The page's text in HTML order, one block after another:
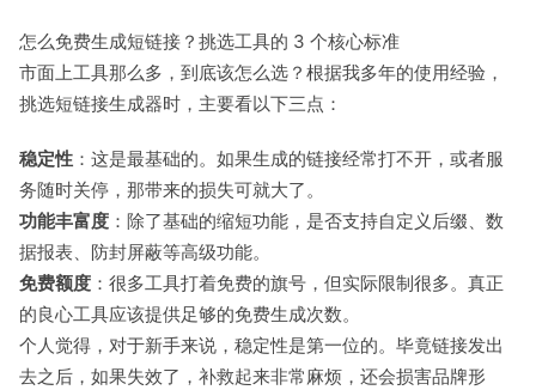
怎么免费生成短链接？挑选工具的 3 个核心标准
市面上工具那么多，到底该怎么选？根据我多年的使用经验，
挑选短链接生成器时，主要看以下三点：
稳定性 ：这是最基础的。如果生成的链接经常打不开，或者服
务随时关停，那带来的损失可就大了。
功能丰富度 ：除了基础的缩短功能，是否支持自定义后缀、数
据报表、防封屏蔽等高级功能。
免费额度 ：很多工具打着免费的旗号，但实际限制很多。真正
的良心工具应该提供足够的免费生成次数。
个人觉得，对于新手来说，稳定性是第一位的。毕竟链接发出
去之后，如果失效了，补救起来非常麻烦，还会损害品牌形